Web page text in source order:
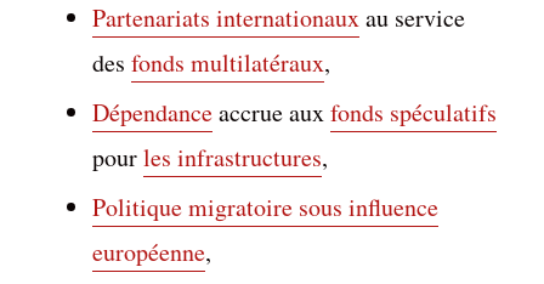
Partenariats internationauxau service
des fonds multilatéraux,
Dépendanceaccrue auxfonds spéculatifs
pourles infrastructures,
Politiquemigratoire sous influence
européenne,